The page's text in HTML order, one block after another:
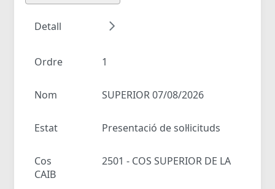
Detall
Ordre 1
Nom SUPERIOR 07/08/2026
Estat Presentació de sol·licituds
Cos
2501 - COS SUPERIOR DE LA
CAIB